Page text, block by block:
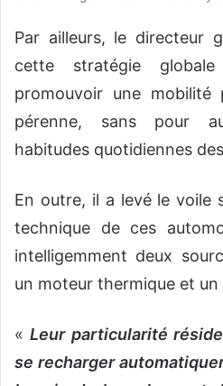
Par ailleurs, le directeur
cette stratégie
promouvoir une mobilité
pérenne, sans pour
habitudes quotidiennes
En outre, il a levé le voile
technique de ces
intelligemment deux
un moteur thermique et
«Leur particularité
se recharger